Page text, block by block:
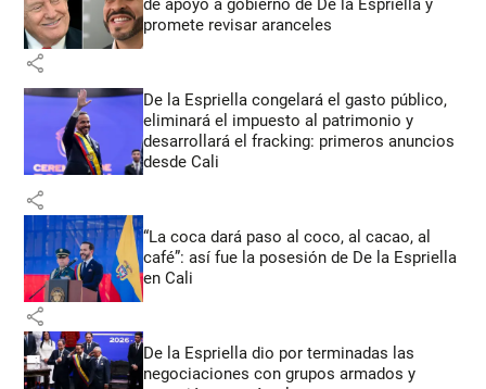
de apoyo a gobierno de De la Espriella y
promete revisar aranceles
share
De la Espriella congelará el gasto público,
eliminará el impuesto al patrimonio y
desarrollará el fracking: primeros anuncios
desde Cali
share
“La coca dará paso al coco, al cacao, al
café”: así fue la posesión de De la Espriella
en Cali
share
De la Espriella dio por terminadas las
negociaciones con grupos armados y